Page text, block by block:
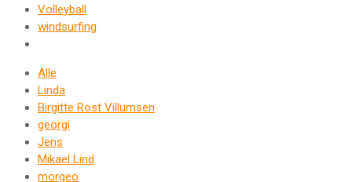
Volleyball
windsurfing
Alle
Linda
Birgitte Rost Villumsen
georgi
Jens
Mikael Lind
morgeo